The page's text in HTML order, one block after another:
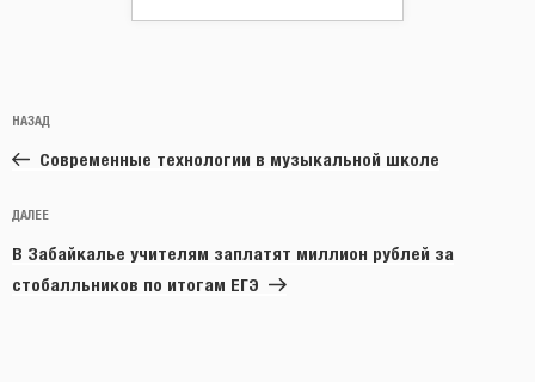
по
записям
Предыдущая
запись:
НАЗАД
Современные технологии в музыкальной школе
Следующая
запись
ДАЛЕЕ
В Забайкалье учителям заплатят миллион рублей за
стобалльников по итогам ЕГЭ